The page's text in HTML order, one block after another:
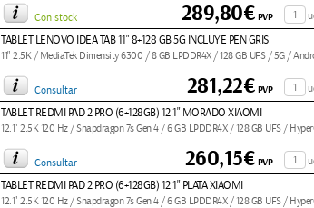
Con stock 289,80€PVP
TABLET LENOVO IDEA TAB 11" 8+128 GB 5G INCLUYE PEN GRIS
11" 2.5K / MediaTek Dimensity 6300 / 8 GB LPDDR4X / 128 GB UFS / 5G /
Consultar 281,22€PVP
TABLET REDMI PAD 2 PRO (6+128GB) 12.1" MORADO XIAOMI
12.1" 2.5K 120 Hz / Snapdragon 7s Gen 4 / 6 GB LPDDR4X / 128 GB UFS /
Consultar 260,15€PVP
TABLET REDMI PAD 2 PRO (6+128GB) 12.1" PLATA XIAOMI
12.1" 2.5K 120 Hz / Snapdragon 7s Gen 4 / 6 GB LPDDR4X / 128 GB UFS /